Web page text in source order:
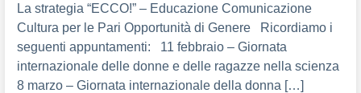
La strategia “ECCO!” – Educazione Comunicazione
Cultura per le Pari Opportunità di Genere Ricordiamo i
seguenti appuntamenti: 11 febbraio – Giornata
internazionale delle donne e delle ragazze nella scienza
8 marzo – Giornata internazionale della donna […]